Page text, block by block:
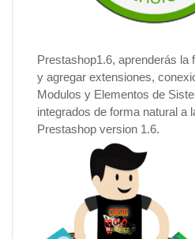
Prestashop1.6, aprenderás la
y agregar extensiones,
Modulos y Elementos de
integrados de forma natural a
Prestashop version 1.6.